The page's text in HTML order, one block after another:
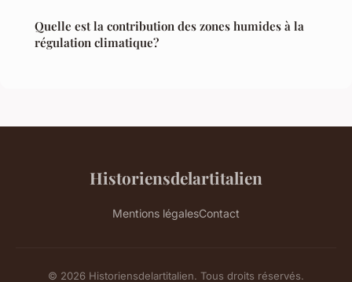
Quelle est la contribution des zones humides à la
régulation climatique?
Historiensdelartitalien
Mentions légalesContact
© 2026 Historiensdelartitalien. Tous droits réservés.